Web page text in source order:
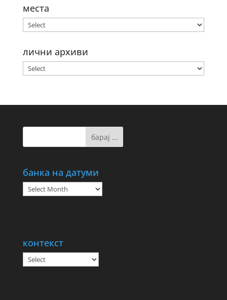
места
лични архиви
банка на датуми
банка
на
контекст